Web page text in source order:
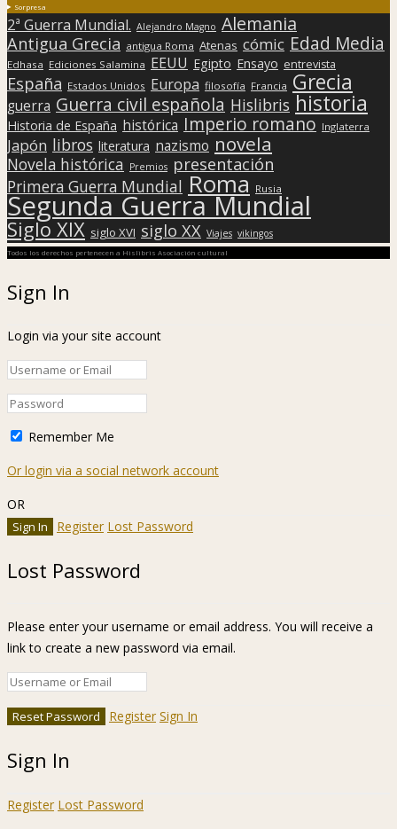
Sorpresa
2ª Guerra Mundial. Alejandro Magno Alemania
Antigua Grecia antigua Roma Atenas cómic Edad Media
Edhasa Ediciones Salamina EEUU Egipto Ensayo entrevista
España Estados Unidos Europa filosofía Francia Grecia
guerra Guerra civil española Hislibris historia
Historia de España histórica Imperio romano Inglaterra
Japón libros literatura nazismo novela
Novela histórica Premios presentación
Primera Guerra Mundial Roma Rusia
Segunda Guerra Mundial
Siglo XIX siglo XVI siglo XX Viajes vikingos
Todos los derechos pertenecen a Hislibris Asociación cultural
Sign In
Login via your site account
Remember Me
Or login via a social network account
OR
Register Lost Password
Lost Password
Please enter your username or email address. You will receive a
link to create a new password via email.
Register Sign In
Sign In
Register Lost Password